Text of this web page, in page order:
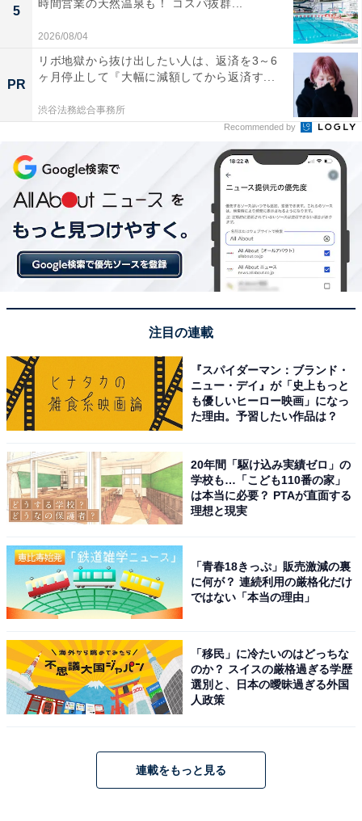
「静寂と音質が別次元」。「WF-1000XM6」に届
実際に「WF-1000XM6」を使用するユーザーからは、ど
のような声が届いているのでしょうか。インターネット
上で目立った声を抜粋して紹介します。
ノイズキャンセリングをオンにした瞬間、一瞬で静
寂が訪れて音楽の細かな息遣いまでくっきりと聴こ
えます。鳥肌が立つほど素晴らしい音質です。
前作よりもさらに耳へのフィット感が向上し、長時
間着けていても全く疲れません。シックなマットブ
スマホとPCのマルチポイント接続が本当に便利
で、切り替えのストレスがありません。カフェでの
WEB会議でも声がクリアに届いているようです。
「WF-1000XM6」はAmazonや楽天で購入できる
5
時間営業の天然温泉も！ コスパ抜群...
2026/08/04
PR
リボ地獄から抜け出したい人は、返済を3～6
ヶ月停止して『大幅に減額してから返済す...
渋谷法務総合事務所
Recommended by
注目の連載
『スパイダーマン：ブランド・
ニュー・デイ』が「史上もっと
も優しいヒーロー映画」になっ
た理由。予習したい作品は？
20年間「駆け込み実績ゼロ」の
学校も…「こども110番の家」
は本当に必要？ PTAが直面する
理想と現実
「青春18きっぷ」販売激減の裏
に何が？ 連続利用の厳格化だけ
ではない「本当の理由」
「移民」に冷たいのはどっちな
のか？ スイスの厳格過ぎる学歴
選別と、日本の曖昧過ぎる外国
人政策
連載をもっと見る